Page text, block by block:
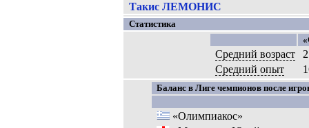
Такис ЛЕМОНИС
Статистика
Средний возраст
Средний опыт
Баланс в Лиге чемпионов после
«Олимпиакос»